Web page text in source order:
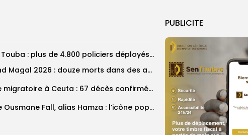
PUBLICITE
Magal de Touba : plus de 4.800 policiers déployés pour sécuriser les...
Grand Magal 2026 : douze morts dans des accidents de la route...
Crise migratoire à Ceuta : 67 décès confirmés, retour en nombre des...
Birame Ousmane Fall, alias Hamza : l’icône populaire du Grand Magal